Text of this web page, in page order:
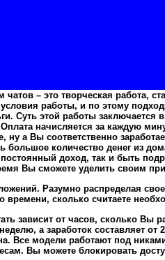
– это творческая работа,
работы, и по этому
Суть этой работы заключается
начисляется за каждую
ну а Вы соответственно
большое количество денег из
доход, так и быть
Вы сможете уделить своим
Разумно распределая
времени, сколько считаете
зависит от часов, сколько Вы
а заработок составляет
Все модели работают под
Вы можете блокировать